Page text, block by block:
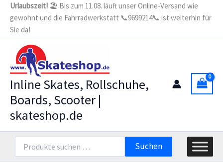
Zum
Inhalt
springen
Urlaubszeit! 🏖️ Bis zum 11.08. läuft unser Online-Versand wie
gewohnt und die Fahrradwerkstatt 📞9699214📞 ist weiterhin für
Sie da!
Inline Skates, Rollschuhe,
Boards, Scooter |
skateshop.de
nach:
Suchen